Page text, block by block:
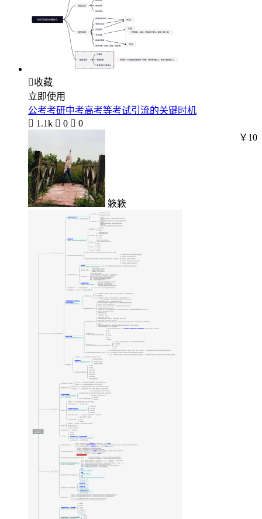
收藏
立即使用
公考考研中考高考等考试引流的关键时机
 1.1k  0  0
簌簌
￥10